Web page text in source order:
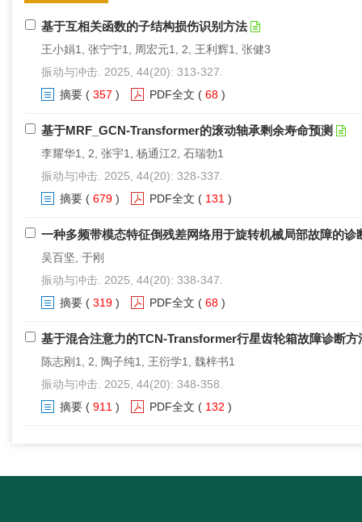
基于互相关函数的子结构损伤识别方法
王小娟1, 张宁宁1, 周宏元1, 2, 王利辉1, 张健3
振动与冲击. 2025, 44(20): 313-327.
摘要 ( 357 ) PDF全文 ( 68 )
基于MRF_GCN-Transformer的滚动轴承剩余寿命预测
李耀华1, 2, 张宇1, 杨通江2, 石瑞勃1
振动与冲击. 2025, 44(20): 328-337.
摘要 ( 679 ) PDF全文 ( 131 )
一种多频带模态特征倒残差网络用于旋转机械局部故障的诊
吴百坚, 于刚
振动与冲击. 2025, 44(20): 338-347.
摘要 ( 319 ) PDF全文 ( 68 )
基于混合注意力的TCN-Transformer行星齿轮箱故障诊断方
陈志刚1, 2, 陶子纯1, 王衍学1, 魏梓书1
振动与冲击. 2025, 44(20): 348-358.
摘要 ( 911 ) PDF全文 ( 132 )